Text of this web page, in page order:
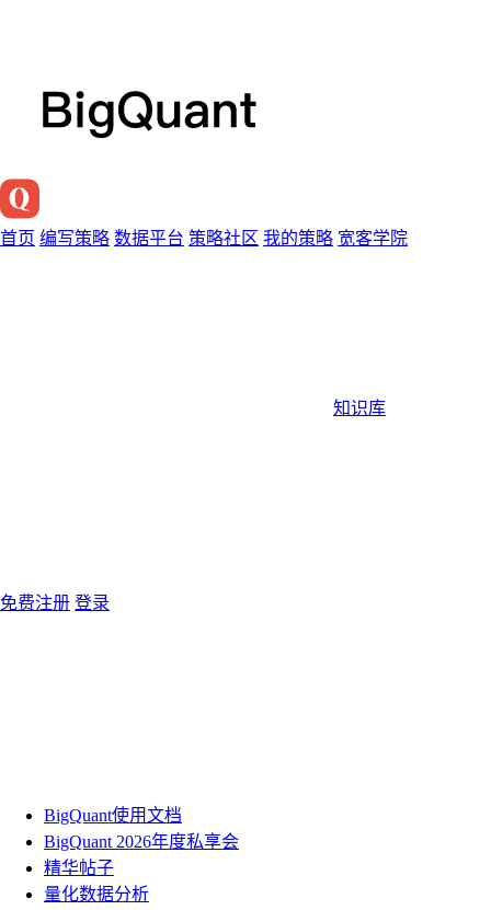
首页 编写策略 数据平台 策略社区 我的策略 宽客学院
知识库
免费注册 登录
BigQuant使用文档
BigQuant 2026年度私享会
精华帖子
量化数据分析